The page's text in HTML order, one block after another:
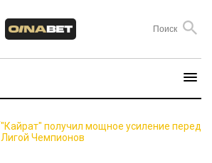
"Кайрат" получил мощное усиление перед
Лигой Чемпионов